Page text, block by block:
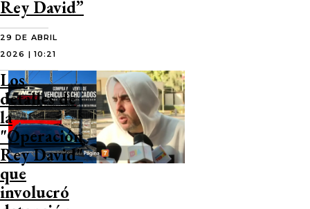
Rey David”
29 DE ABRIL
2026 | 10:21
Los
detalles de
la
"Operación
Rey David"
que
involucró